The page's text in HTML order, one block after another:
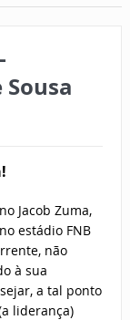
Jacob Zuma,
estádio FNB
não
à sua
a tal ponto
liderança)